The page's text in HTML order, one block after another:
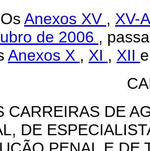
Anexos XV , XV-
de 2006 ,
Anexos X , XI , XII
CARREIRAS DE
DE